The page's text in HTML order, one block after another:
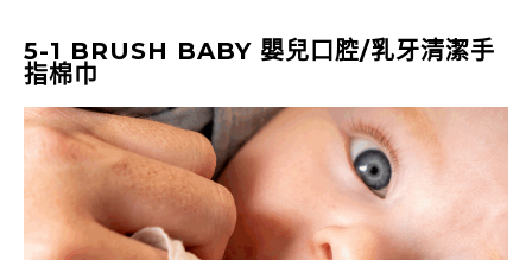
5-1 BRUSH BABY 嬰兒口腔/乳牙清潔手
指棉巾